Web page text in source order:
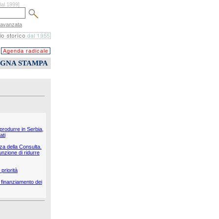
1999]
Agenda radicale
STAMPA
in Serbia,
della Consulta.
di ridurre
priorità
dei